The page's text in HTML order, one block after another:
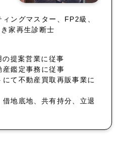
ングマスター、FP2級、
家再生診断士
提案営業に従事
鑑定事務に従事
て不動産買取再販事業に
地底地、共有持分、立退